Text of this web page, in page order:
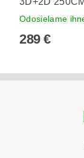
Odosielame
289 €